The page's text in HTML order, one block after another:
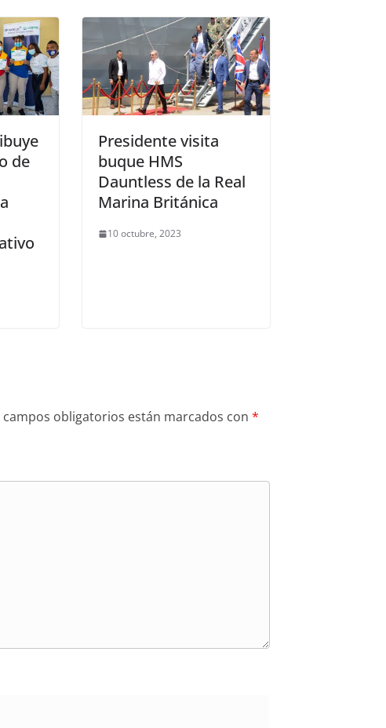
de
Presidente visita
buque HMS
Dauntless de la Real
Marina Británica
10 octubre, 2023
campos obligatorios están marcados con *